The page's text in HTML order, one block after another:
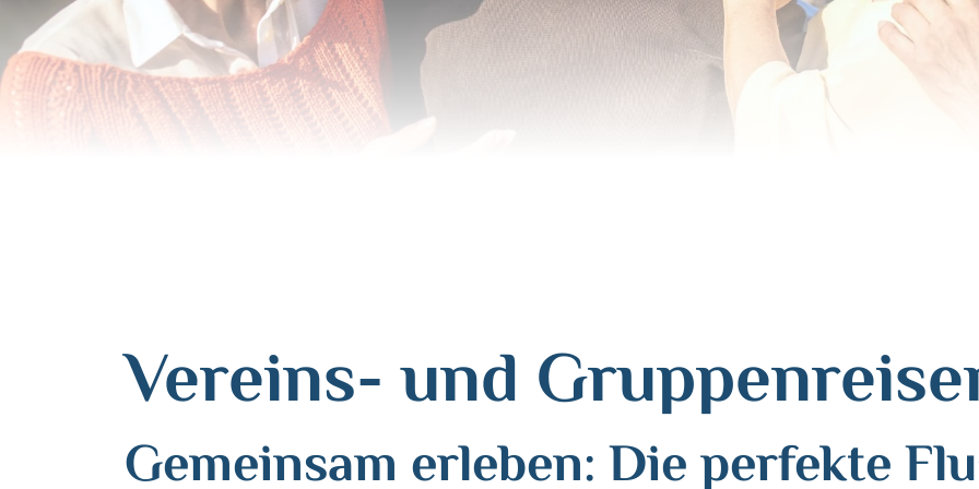
Vereins- und
Gemeinsam erleben: Die perfekte